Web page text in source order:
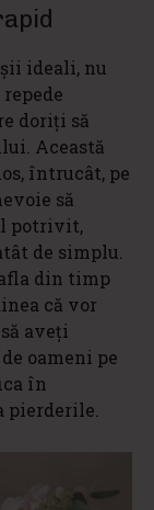
ideali, nu
doriți să
Această
întrucât, pe
să
potrivit,
de simplu.
din timp
că vor
aveți
oameni pe
în
pierderile.